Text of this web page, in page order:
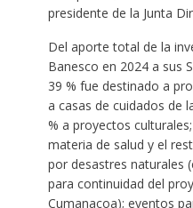
presidente de la Junta
Del aporte total de la
Banesco en 2024 a sus
39 % fue destinado a
a casas de cuidados de
% a proyectos
materia de salud y el
por desastres naturales
para continuidad del
Cumanacoa); eventos